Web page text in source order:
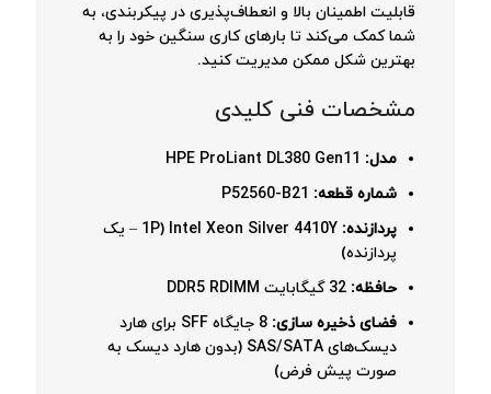
قابلیت اطمینان بالا و انعطاف‌پذیری در پیکربندی، به
شما کمک می‌کند تا بارهای کاری سنگین خود را به
بهترین شکل ممکن مدیریت کنید.
مشخصات فنی کلیدی
مدل:
شماره قطعه:
پردازنده:
Intel Xeon Silver 4410Y (1P – یک
پردازنده)
حافظه:
فضای ذخیره سازی:
8 جایگاه SFF برای هارد
دیسک‌های SAS/SATA (بدون هارد دیسک به
صورت پیش فرض)